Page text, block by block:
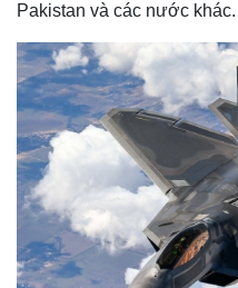
Pakistan và các nước khác.